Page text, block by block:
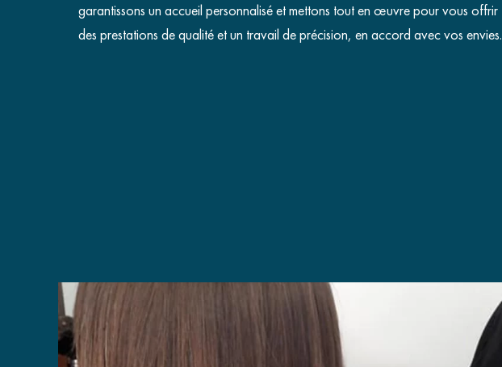
garantissons un accueil personnalisé et mettons tout en œuvre pour vous offrir
des prestations de qualité et un travail de précision, en accord avec vos envies.